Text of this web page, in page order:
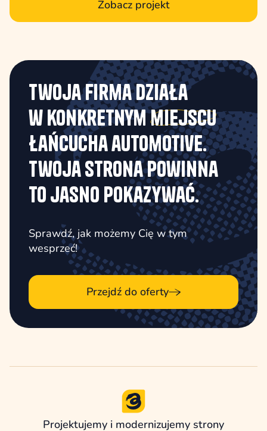
Zobacz projekt
Twoja firma działa
w konkretnymmiejscu
łańcucha automotive.
Twoja strona powinna
to jasno pokazywać.
Sprawdź, jak możemy Cię w tym
wesprzeć!
Przejdź do oferty
Projektujemy i modernizujemy strony